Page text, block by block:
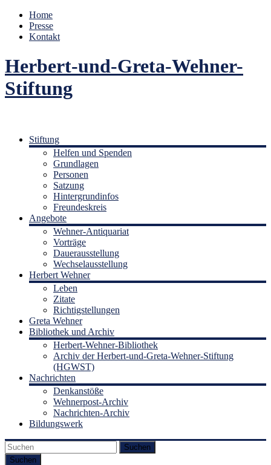
Home
Presse
Kontakt
Herbert-und-Greta-Wehner-
Stiftung
Stiftung
Helfen und Spenden
Grundlagen
Personen
Satzung
Hintergrundinfos
Freundeskreis
Angebote
Wehner-Antiquariat
Vorträge
Dauerausstellung
Wechselausstellung
Herbert Wehner
Leben
Zitate
Richtigstellungen
Greta Wehner
Bibliothek und Archiv
Herbert-Wehner-Bibliothek
Archiv der Herbert-und-Greta-Wehner-Stiftung
(HGWST)
Nachrichten
Denkanstöße
Wehnerpost-Archiv
Nachrichten-Archiv
Bildungswerk
Suchen